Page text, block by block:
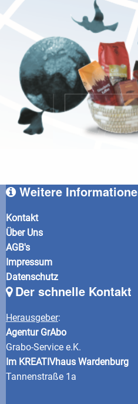
Weitere
Kontakt
Über Uns
AGB's
Impressum
Datenschutz
Der schnelle Kontakt
Herausgeber:
Agentur GrAbo
Grabo-Service e.K.
Im KREATIVhaus Wardenburg
Tannenstraße 1a